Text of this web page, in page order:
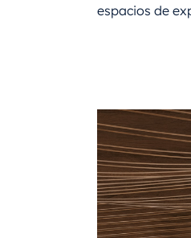
espacios de